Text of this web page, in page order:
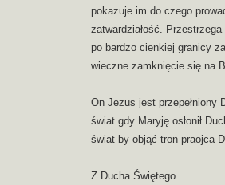
pokazuje im do czego
zatwardziałość.
po bardzo cienkiej granicy
wieczne zamknięcie się na
On Jezus jest przepełniony
świat gdy Maryję osłonił
świat by objąć tron praojca
Z Ducha Świętego…